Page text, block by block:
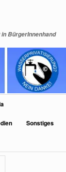
BürgerInnenhand
Sonstiges